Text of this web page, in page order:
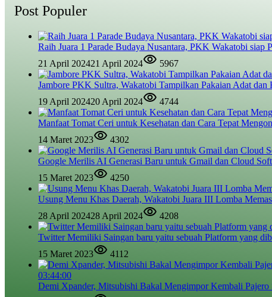
Post Populer
Raih Juara 1 Parade Budaya Nusantara, PKK Wakatobi
21 April 202421 April 2024 5967
Jambore PKK Sultra, Wakatobi Tampilkan Pakaian Adat dan
19 April 202420 April 2024 4744
Manfaat Tomat Ceri untuk Kesehatan dan Cara Tepat
14 Maret 2023
4302
Google Merilis AI Generasi Baru untuk Gmail dan Cloud
15 Maret 2023
4250
Usung Menu Khas Daerah, Wakatobi Juara III Lomba
28 April 202428 April 2024 4208
Twitter Memiliki Saingan baru yaitu sebuah Platform yang
15 Maret 2023
4112
03:44:00
Demi Xpander, Mitsubishi Bakal Mengimpor Kembali Pajero